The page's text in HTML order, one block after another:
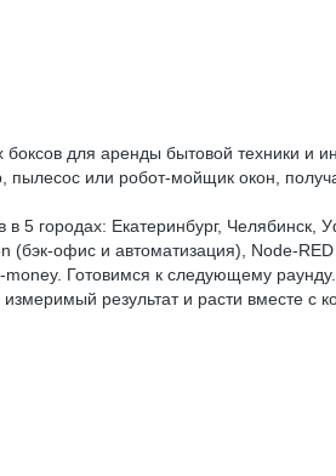
для аренды бытовой техники и
или робот-мойщик окон,
городах: Екатеринбург, Челябинск,
(бэк-офис и автоматизация), Node-
Готовимся к следующему раунду.
результат и расти вместе с